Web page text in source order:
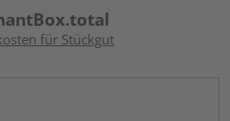
für Stückgut